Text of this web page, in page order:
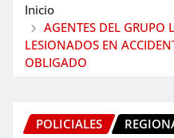
Inicio
AGENTES DEL GRUPO
LESIONADOS EN
OBLIGADO
POLICIALES